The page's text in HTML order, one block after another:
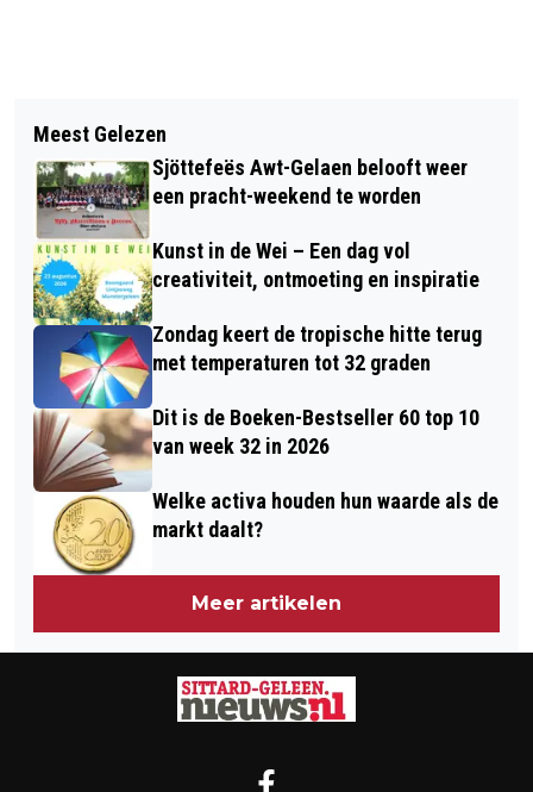
RUSTIGER ZOMERWEER KOMENDE
WEEK NA UITZONDERLIJK HITTE
WERKZAAMHEDEN VIADUCT
GRAETHEIDE: NACHTAFSLUITINGEN
OP A2 EN BERGERWEG
Meest Gelezen
Sjöttefeës Awt-Gelaen belooft weer
een pracht-weekend te worden
Kunst in de Wei – Een dag vol
creativiteit, ontmoeting en inspiratie
Zondag keert de tropische hitte terug
met temperaturen tot 32 graden
Dit is de Boeken-Bestseller 60 top 10
van week 32 in 2026
Welke activa houden hun waarde als de
markt daalt?
Meer artikelen